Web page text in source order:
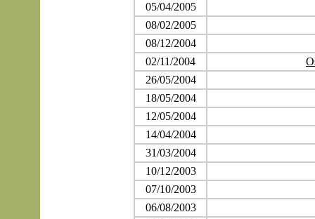
05/04/2005
08/02/2005
08/12/2004
02/11/2004
26/05/2004
18/05/2004
12/05/2004
14/04/2004
31/03/2004
10/12/2003
07/10/2003
06/08/2003